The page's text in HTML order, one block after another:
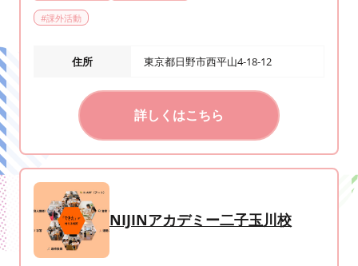
#課外活動
住所 東京都日野市西平山4-18-12
詳しくはこちら
NIJINアカデミー二子玉川校